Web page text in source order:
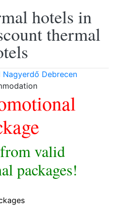
hotels in
thermal
Debrecen
valid
packages!